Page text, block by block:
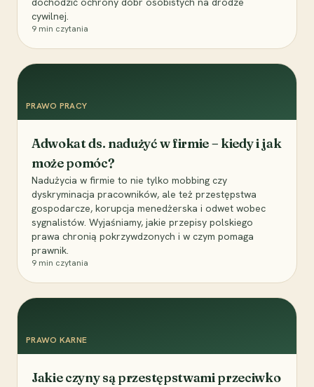
cywilnej.
9 min czytania
PRAWO PRACY
Adwokat ds. nadużyć w firmie – kiedy i jak
może pomóc?
Nadużycia w firmie to nie tylko mobbing czy
dyskryminacja pracowników, ale też przestępstwa
gospodarcze, korupcja menedżerska i odwet wobec
sygnalistów. Wyjaśniamy, jakie przepisy polskiego
prawa chronią pokrzywdzonych i w czym pomaga
prawnik.
9 min czytania
PRAWO KARNE
Jakie czyny są przestępstwami przeciwko